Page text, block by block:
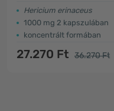
Hericium erinaceus
1000 mg 2 kapszulában
koncentrált formában
27.270 Ft 36.270 Ft